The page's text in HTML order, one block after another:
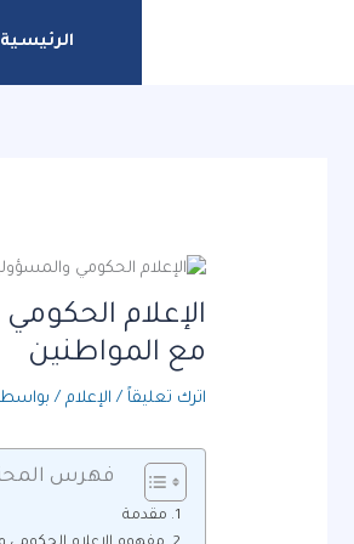
الرئيسية
الإعلام
مع المواطنين
اترك تعليقاً / الإعلام /
فهرس
مقدمة